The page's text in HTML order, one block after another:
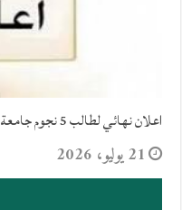
اعلان نهائي لطالب 5 نجوم جامعة الجزائر3
21 يوليو، 2026